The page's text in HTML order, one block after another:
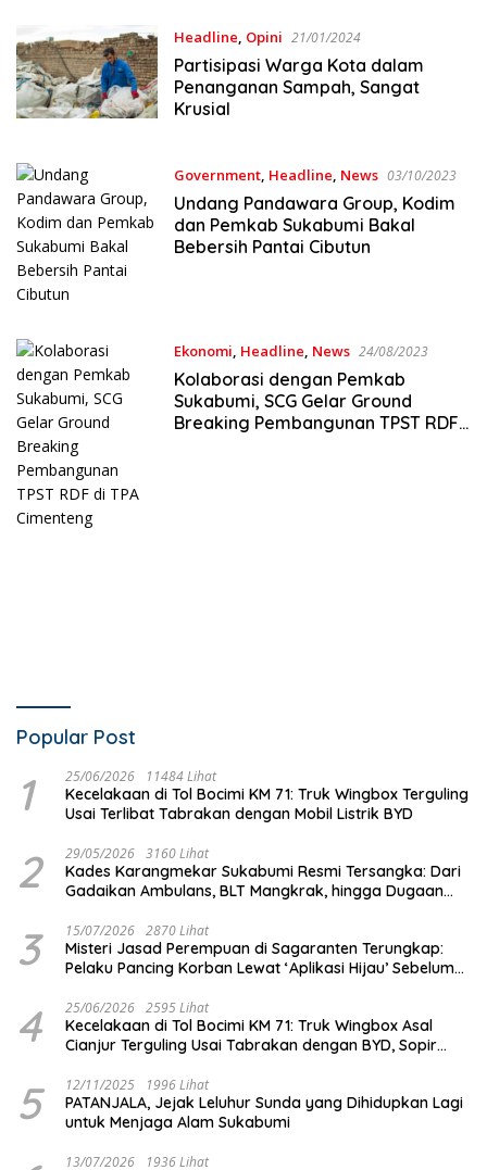
Headline, Opini 21/01/2024
Partisipasi Warga Kota dalam
Penanganan Sampah, Sangat
Krusial
Government, Headline, News 03/10/2023
Undang Pandawara Group, Kodim
dan Pemkab Sukabumi Bakal
Bebersih Pantai Cibutun
Ekonomi, Headline, News 24/08/2023
Kolaborasi dengan Pemkab
Sukabumi, SCG Gelar Ground
Breaking Pembangunan TPST RDF
Popular Post
1 25/06/2026 11484 Lihat
Kecelakaan di Tol Bocimi KM 71: Truk Wingbox Terguling
Usai Terlibat Tabrakan dengan Mobil Listrik BYD
2 29/05/2026 3160 Lihat
Kades Karangmekar Sukabumi Resmi Tersangka: Dari
Gadaikan Ambulans, BLT Mangkrak, hingga Dugaan
3 15/07/2026 2870 Lihat
Misteri Jasad Perempuan di Sagaranten Terungkap:
Pelaku Pancing Korban Lewat ‘Aplikasi Hijau’ Sebelum
4 25/06/2026 2595 Lihat
Kecelakaan di Tol Bocimi KM 71: Truk Wingbox Asal
Cianjur Terguling Usai Tabrakan dengan BYD, Sopir
5 12/11/2025 1996 Lihat
PATANJALA, Jejak Leluhur Sunda yang Dihidupkan Lagi
untuk Menjaga Alam Sukabumi
13/07/2026 1936 Lihat